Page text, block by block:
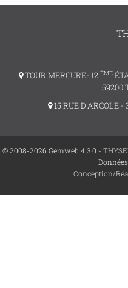
TOUR MERCURE- 12 ÈME
59200
15 RUE D'ARCOLE -
© 2008-2026 Gemweb 4.3.0 -
Conception/